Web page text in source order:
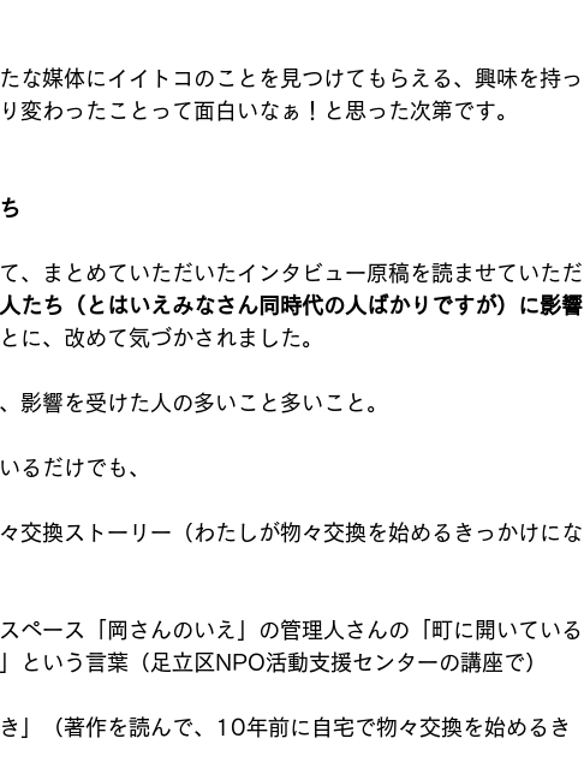
な媒体にイイトコのことを見つけてもらえる、興味を持っ
変わったことって面白いなぁ！と思った次第です。
、まとめていただいたインタビュー原稿を読ませていただ
たち（とはいえみなさん同時代の人ばかりですが）に影響
に、改めて気づかされました。
影響を受けた人の多いこと多いこと。
るだけでも、
交換ストーリー（わたしが物々交換を始めるきっかけにな
ペース「岡さんのいえ」の管理人さんの「町に開いている
という言葉（足立区NPO活動支援センターの講座で）
」（著作を読んで、10年前に自宅で物々交換を始めるき